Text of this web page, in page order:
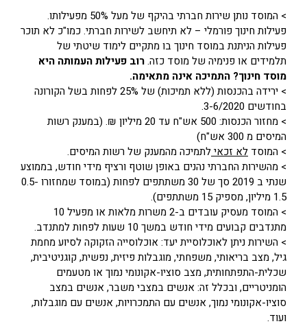
> המוסד נותן שירות חברתי בהיקף של מעל 50% מפעילותו.
פעילות חינוך פורמלי – לא תיחשב לשירות חברתי.כמו"כ לא תוכר
פעילות הניתנת במוסד חינוך בו מתקיים לימוד שיטתי של
תלמידים או פנימיה של מוסד כזה.רוב פעילות העמותה היא
מוסד חינוך? התמיכה אינה מתאימה.
> ירידה בהכנסות (ללא תמיכות) של 25% לפחות בשל הקורונה
בחודשים 3-6/2020.
> מחזור הכנסות: 500 אש"ח עד 20 מיליון ₪
. (במענק רשות
המיסים מ 300 אש"ח)
> המוסד לא זכאילתמיכה מהמענק של רשות המיסים.
> מהשירות החברתי נהנים באופן שוטף ורציף מידי חודש, בממוצע
שנתי ב 2019 סך של 30 משתתפים לפחות (במוסד שמחזורו 0.5-
1.5 מיליון, מספיק 15 משתתפים).
> המוסד מעסיק עובדים ב-2 משרות מלאות או מפעיל 10
מתנדבים קבועים מידי חודש במשך 10 שעות לפחות למתנדב
.
> השירות ניתן לאוכלוסיית יעד: אוכלוסייה הזקוקה לסיוע מחמת
גיל, מצב בריאותי, משפחתי, מוגבלות פיזית, נפשית, קוגניטיבית,
שכלית-התפתחותית, מצב סוציו-אקונומי נמוך או מטעמים
הומניטריים, ובכלל זה: אנשים במצבי משבר, אנשים במצב
סוציו-אקונומי נמוך, אנשים עם התמכרויות, אנשים עם מוגבלות,
ועוד.